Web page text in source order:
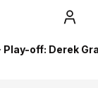
Play-off: Derek